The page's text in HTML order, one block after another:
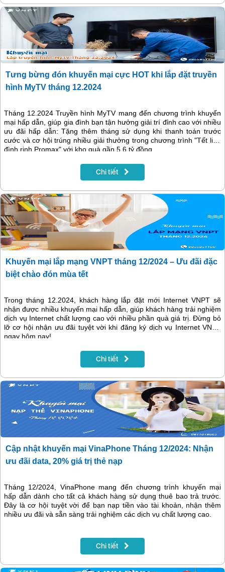
Tưng bừng đón khuyến mại cực HOT khi lắp đặt truyền
hình MyTV tháng 12.2024
Tháng 12.2024 Truyền hình MyTV mang đến chương trình khuyến
mại hấp dẫn, giúp gia đình bạn tận hưởng giải trí đỉnh cao với nhiều
ưu đãi hấp dẫn: Tặng thêm tháng sử dụng khi thanh toán trước
cước và cơ hội trúng nhiều giải thưởng trong chương trình "Tết linh
đình rinh Promax" với kho quà gần 5,6 tỷ đồng.
Chi tiết
Khuyến mại lắp mạng VNPT tháng 12/2024 – Ưu đãi đặc
biệt chào đón mùa tết
Trong tháng 12.2024, khách hàng lắp đặt mới Internet VNPT sẽ
nhận được nhiều khuyến mại hấp dẫn, giúp khách hàng trải nghiệm
dịch vụ Internet chất lượng cao với nhiều phần quà giá trị. Đừng bỏ
lỡ cơ hội nhận ưu đãi tuyệt vời khi đăng ký dịch vụ Internet VNPT
ngay hôm nay!
Chi tiết
Cập nhật khuyến mại VinaPhone Tháng 12/2024: Nhận
ưu đãi data, 20% giá trị thẻ nạp
Tháng 12/2024, VinaPhone mang đến chương trình khuyến mại
hấp dẫn dành cho tất cả khách hàng sử dụng thuê bao trả trước.
Đây là cơ hội tuyệt vời để bạn nạp tiền vào tài khoản, nhận thêm
nhiều ưu đãi và sẵn sàng trải nghiệm các dịch vụ chất lượng cao.
Chi tiết